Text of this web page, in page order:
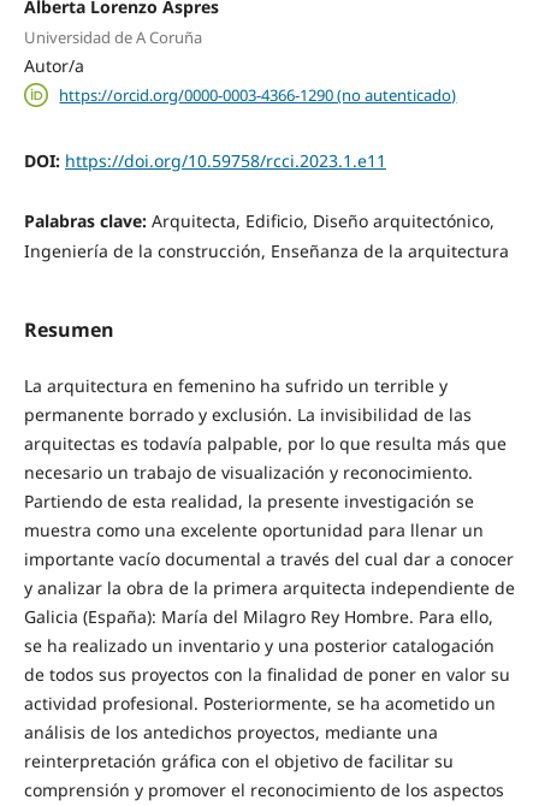
Alberta Lorenzo Aspres
Universidad de A Coruña
Autor/a
https://orcid.org/0000-0003-4366-1290 (no autenticado)
DOI: https://doi.org/10.59758/rcci.2023.1.e11
Palabras clave: Arquitecta, Edificio, Diseño arquitectónico,
Ingeniería de la construcción, Enseñanza de la arquitectura
Resumen
La arquitectura en femenino ha sufrido un terrible y
permanente borrado y exclusión. La invisibilidad de las
arquitectas es todavía palpable, por lo que resulta más que
necesario un trabajo de visualización y reconocimiento.
Partiendo de esta realidad, la presente investigación se
muestra como una excelente oportunidad para llenar un
importante vacío documental a través del cual dar a conocer
y analizar la obra de la primera arquitecta independiente de
Galicia (España): María del Milagro Rey Hombre. Para ello,
se ha realizado un inventario y una posterior catalogación
de todos sus proyectos con la finalidad de poner en valor su
actividad profesional. Posteriormente, se ha acometido un
análisis de los antedichos proyectos, mediante una
reinterpretación gráfica con el objetivo de facilitar su
comprensión y promover el reconocimiento de los aspectos